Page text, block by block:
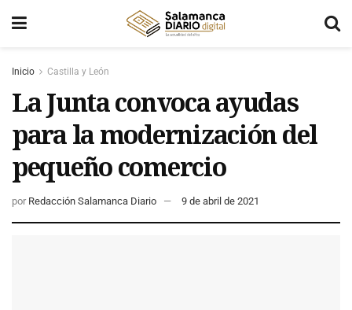
Inicio Castilla y León
La Junta convoca ayudas
para la modernización del
pequeño comercio
por Redacción Salamanca Diario 9 de abril de 2021